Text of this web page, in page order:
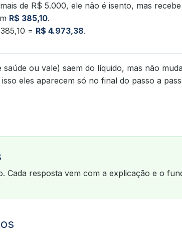
de R$ 5.000, ele não é isento, mas
R$ 385,10.
= R$ 4.973,38.
saúde ou vale) saem do líquido, mas não
eles aparecem só no final do passo a
Cada resposta vem com a explicação e o